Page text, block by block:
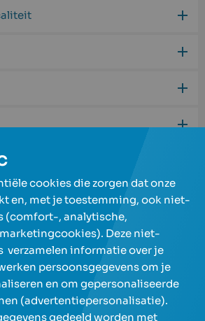
cookies die zorgen dat onze
en, met je toestemming, ook niet-
(comfort-, analytische,
Deze niet-
verzamelen informatie over je
persoonsgegevens om je
en om gepersonaliseerde
(advertentiepersonalisatie).
gedeeld worden met